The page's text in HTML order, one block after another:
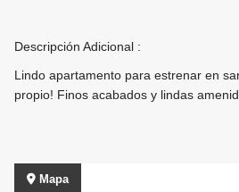
Descripción Adicional :
Lindo apartamento para estrenar en
propio! Finos acabados y lindas
Mapa